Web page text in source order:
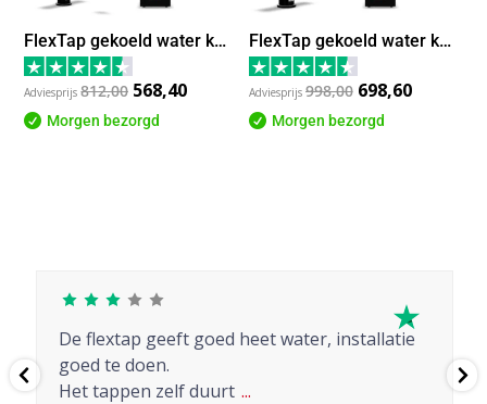
FlexTap gekoeld water kraan – uittrekbare slang – Zwart
812,00 568,40
 Morgen bezorgd
FlexTap gekoeld water kraan – hoekig – Zwart – COMBI
998,00 698,60
 Morgen bezorgd
De flextap geeft goed heet water, installatie
goed te doen.
Het tappen zelf duurt ...